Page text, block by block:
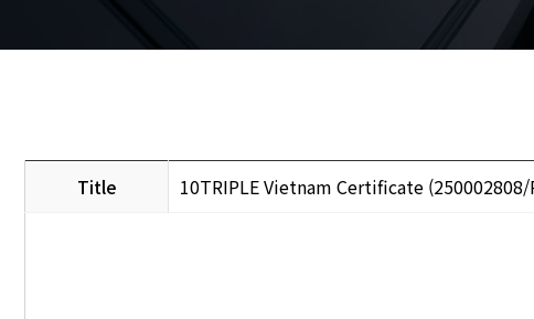
Title 10TRIPLE Vietnam Certificate (250002808/